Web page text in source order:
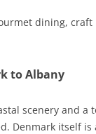
dining,
to Albany
scenery and
Denmark itself